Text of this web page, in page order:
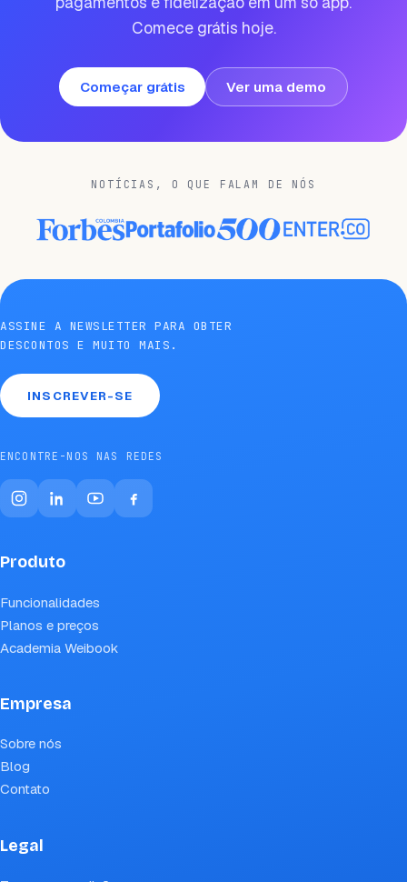
Comece grátis hoje.
Começar grátis Ver uma demo
NOTÍCIAS, O QUE FALAM DE NÓS
ASSINE A NEWSLETTER PARA OBTER
DESCONTOS E MUITO MAIS.
INSCREVER-SE
ENCONTRE-NOS NAS REDES
Produto
Funcionalidades
Planos e preços
Academia Weibook
Empresa
Sobre nós
Blog
Contato
Legal